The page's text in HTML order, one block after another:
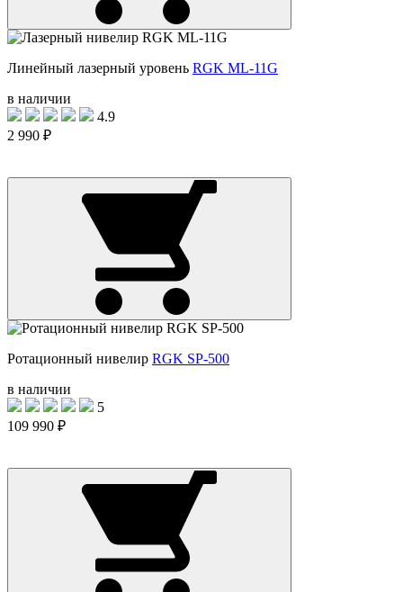
Линейный лазерный уровень RGK ML-11G
в наличии
4.9
2 990 ₽
Ротационный нивелир RGK SP-500
в наличии
5
109 990 ₽